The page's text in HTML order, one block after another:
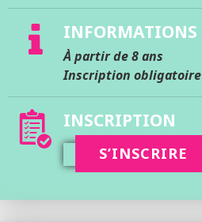
INFORMATIONS
À partir de 8 ans
Inscription obligatoire
INSCRIPTION
S’INSCRIRE